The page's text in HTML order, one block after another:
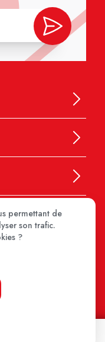
permettant de
son trafic.
?